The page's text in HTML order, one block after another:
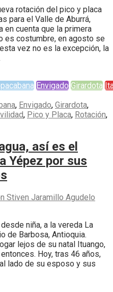
rotación del pico y placa
para el Valle de Aburrá,
en cuenta que la primera
es costumbre, en agosto se
vez no es la excepción, la
Envigado Girardota
, Envigado, Girardota,
, Pico y Placa, Rotación,
así es el
Yépez por sus
Stiven Jaramillo Agudelo
niña, a la vereda La
de Barbosa, Antioquia.
lejos de su natal Ituango,
Hoy, tras 46 años,
lado de su esposo y sus